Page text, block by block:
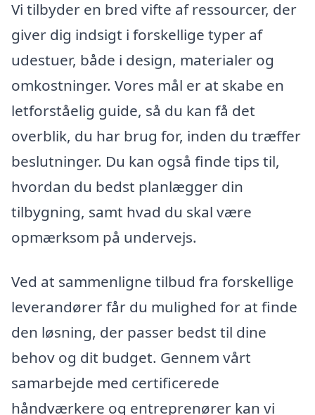
Vi tilbyder en bred vifte af ressourcer, der
giver dig indsigt i forskellige typer af
udestuer, både i design, materialer og
omkostninger. Vores mål er at skabe en
letforståelig guide, så du kan få det
overblik, du har brug for, inden du træffer
beslutninger. Du kan også finde tips til,
hvordan du bedst planlægger din
tilbygning, samt hvad du skal være
opmærksom på undervejs.
Ved at sammenligne tilbud fra forskellige
leverandører får du mulighed for at finde
den løsning, der passer bedst til dine
behov og dit budget. Gennem vårt
samarbejde med certificerede
håndværkere og entreprenører kan vi